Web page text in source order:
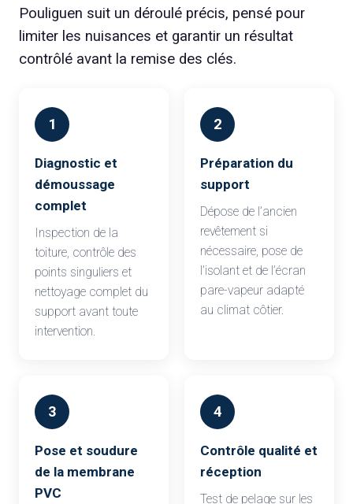
Pouliguen suit un déroulé précis, pensé pour
limiter les nuisances et garantir un résultat
contrôlé avant la remise des clés.
1
Diagnostic et
démoussage
complet
Inspection de la
toiture, contrôle des
points singuliers et
nettoyage complet du
support avant toute
intervention.
2
Préparation du
support
Dépose de l’ancien
revêtement si
nécessaire, pose de
l’isolant et de l’écran
pare-vapeur adapté
au climat côtier.
3
Pose et soudure
de la membrane
PVC
4
Contrôle qualité et
réception
Test de pelage sur les